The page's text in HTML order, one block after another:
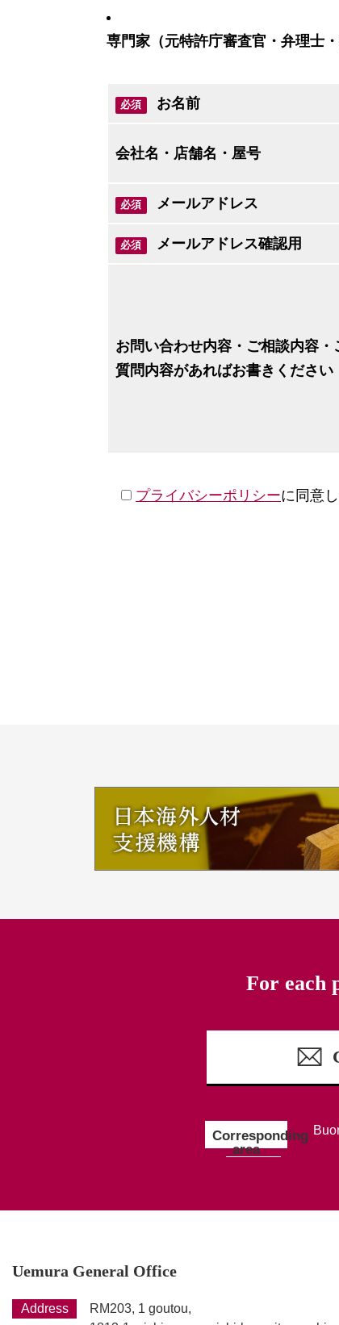
専門家（元特許庁審査官・弁理士
必須 お名前
会社名・店舗名・屋号
必須 メールアドレス
必須 メールアドレス確認用
お問い合わせ内容・ご相談内容・
質問内容があればお書きください
プライバシーポリシーに同意
For each
Corresponding
area
Uemura General Office
Address
RM203, 1 goutou,